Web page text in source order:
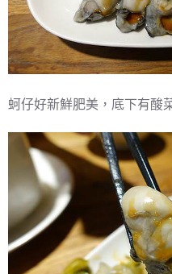
蚵仔好新鮮肥美，底下有酸